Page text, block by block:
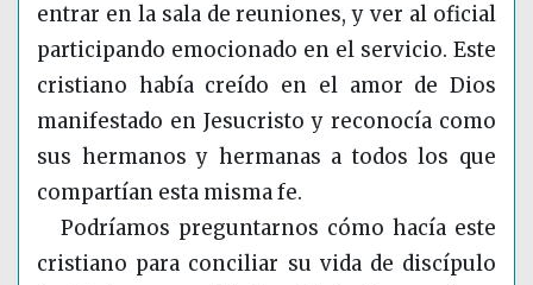
entrar en la sala de reuniones, y ver al oficial
participando emocionado en el servicio. Este
cristiano había creído en el amor de Dios
manifestado en Jesucristo y reconocía como
sus hermanos y hermanas a todos los que
compartían esta misma fe.
Podríamos preguntarnos cómo hacía este
cristiano para conciliar su vida de discípulo